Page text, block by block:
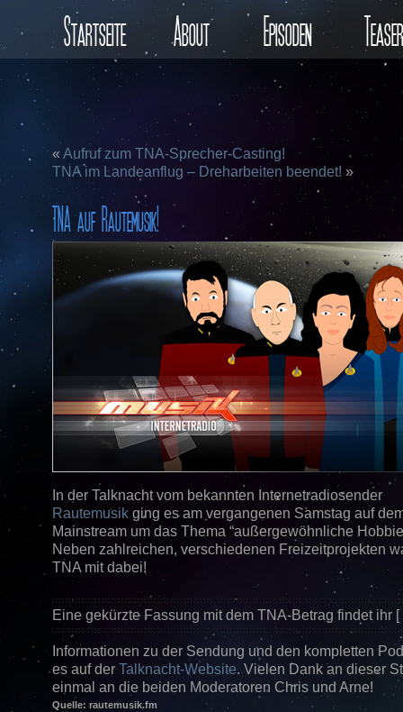
Startseite About Episoden Teaser
« Aufruf zum TNA-Sprecher-Casting!
TNA im Landeanflug – Dreharbeiten beendet! »
TNA auf Rautemusik!
In der Talknacht vom bekannten Internetradiosender
Rautemusik ging es am vergangenen Samstag auf
Mainstream um das Thema “außergewöhnliche
Neben zahlreichen, verschiedenen Freizeitprojekten
TNA mit dabei!
Eine gekürzte Fassung mit dem TNA-Betrag findet ihr [
Informationen zu der Sendung und den kompletten
es auf derTalknacht-Website. Vielen Dank an dieser
einmal an die beiden Moderatoren Chris und Arne!
Quelle: rautemusik.fm